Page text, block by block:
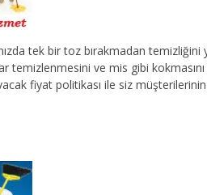
tek bir toz bırakmadan
temizlenmesini ve mis gibi
fiyat politikası ile siz